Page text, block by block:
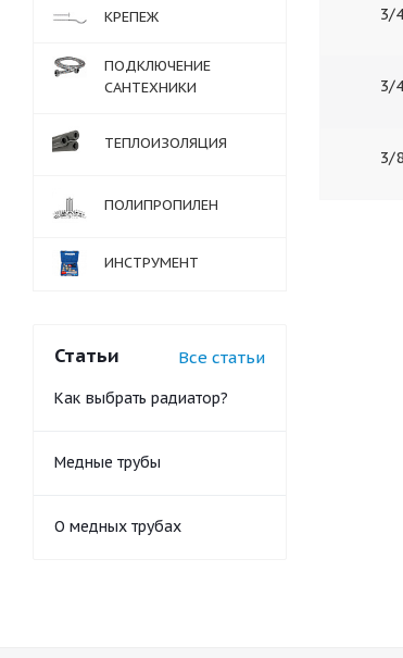
3/
3/
3/
КРЕПЕЖ
ПОДКЛЮЧЕНИЕ
САНТЕХНИКИ
ТЕПЛОИЗОЛЯЦИЯ
ПОЛИПРОПИЛЕН
ИНСТРУМЕНТ
Статьи Все статьи
Как выбрать радиатор?
Медные трубы
О медных трубах